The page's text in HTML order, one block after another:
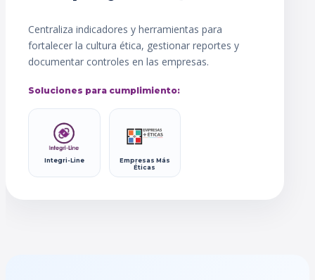
Centraliza indicadores y herramientas para
fortalecer la cultura ética, gestionar reportes y
documentar controles en las empresas.
Soluciones para cumplimiento:
Integri-Line
Empresas Más
Éticas